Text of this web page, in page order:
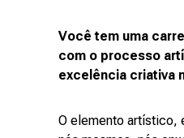
Você tem uma
com o processo
excelência criativa
O elemento artístico,